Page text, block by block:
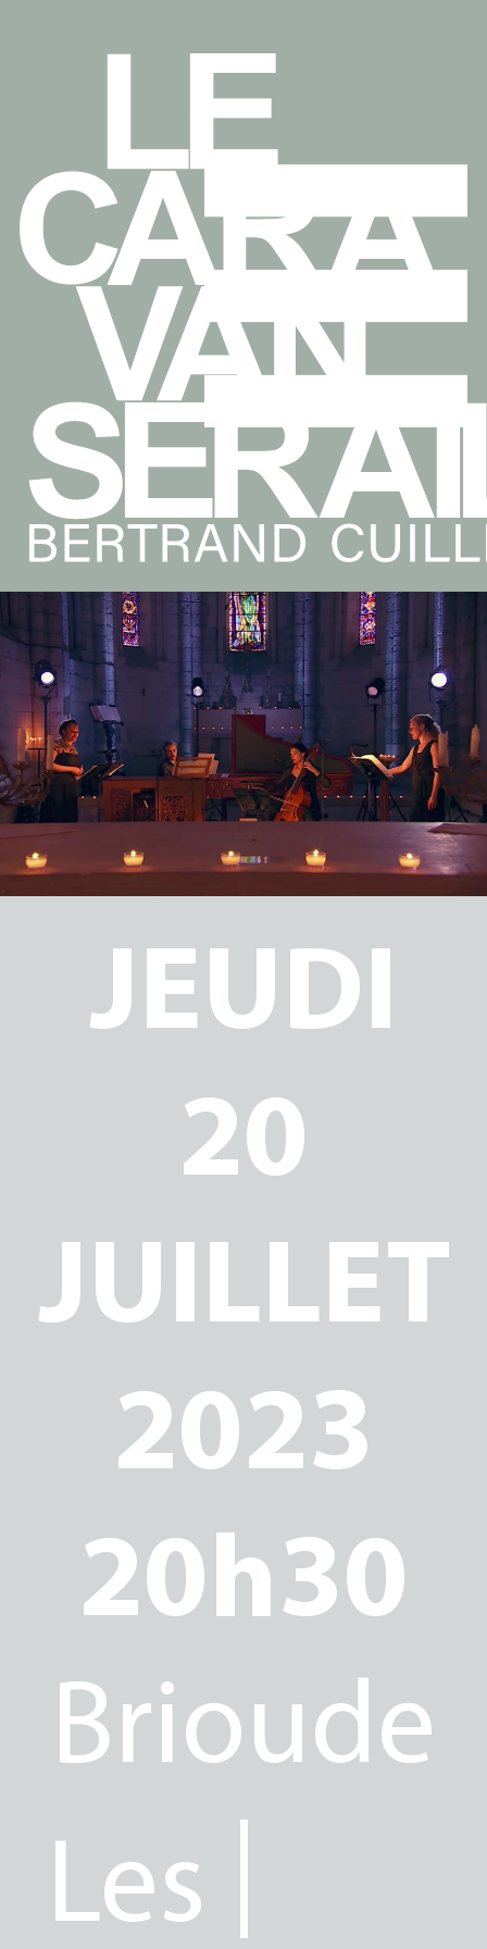
de
de
JEUDI
20
JUILLET
2023
20h30
Brioude
|
Les